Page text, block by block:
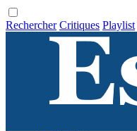
Rechercher Critiques Playlist